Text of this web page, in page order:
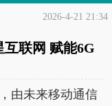
2026-4-21 21:34
联网 赋能6G
由未来移动通信